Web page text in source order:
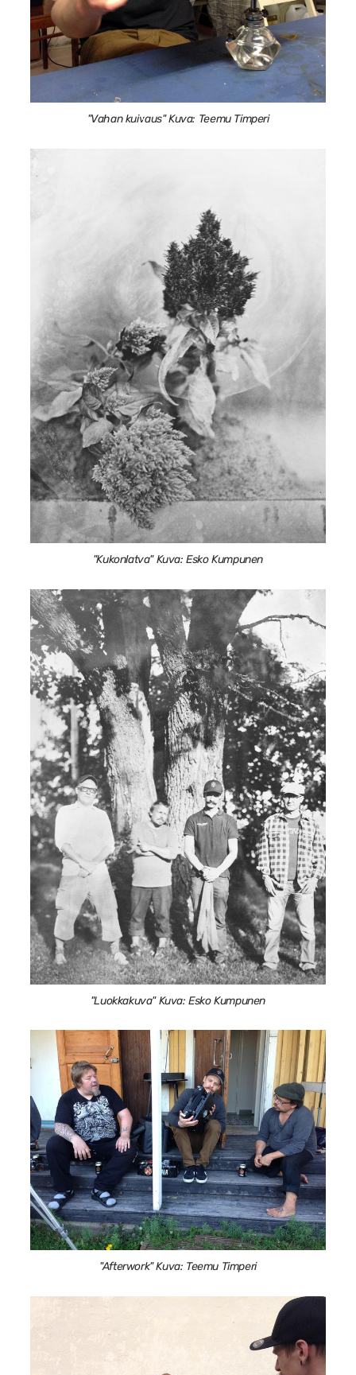
"Vahan kuivaus" Kuva: Teemu Timperi
"Kukonlatva" Kuva: Esko Kumpunen
"Luokkakuva" Kuva: Esko Kumpunen
"Afterwork" Kuva: Teemu Timperi